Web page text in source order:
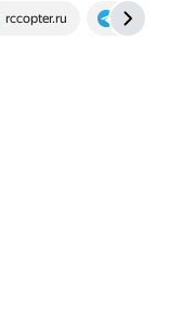
rccopter.ru t.me